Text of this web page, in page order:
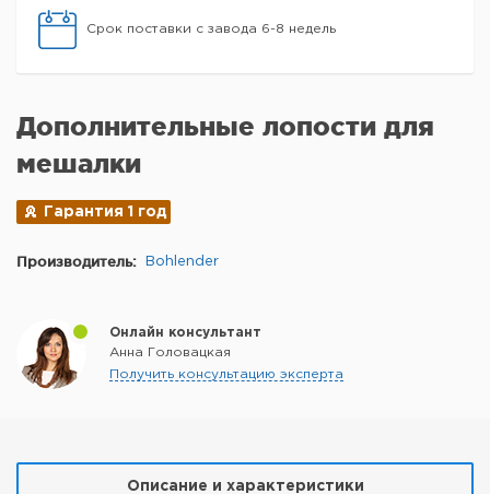
Срок поставки с завода 6-8 недель
Дополнительные лопости для
мешалки
Гарантия 1 год
Производитель: Bohlender
Онлайн консультант
Анна Головацкая
Получить консультацию эксперта
Описание и характеристики